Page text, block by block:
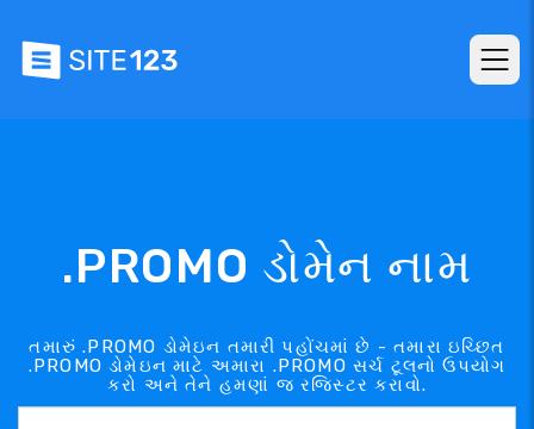
.PROMO ડોમેન નામ
તમારું .PROMO ડોમેઇન તમારી પહોંચમાં છે - તમારા ઇચ્છિત
.PROMO ડોમેઇન માટે અમારા .PROMO સર્ચ ટૂલનો ઉપયોગ
કરો અને તેને હમણાં જ રજિસ્ટર કરાવો.